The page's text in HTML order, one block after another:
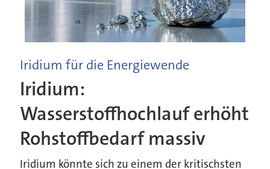
Iridium für die Energiewende
Iridium:
Wasserstoffhochlauf erhöht
Rohstoffbedarf massiv
Iridium könnte sich zu einem der kritischsten